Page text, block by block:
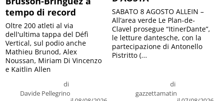
tempo di record
di
Davide Pellegrino
Oltre 200 atleti al via
dell'ultima tappa del Défì
Vertical, sul podio anche
Mathieu Brunod, Alex
Noussan, Miriam Di Vincenzo
e Kaitlin Allen
di
gazzettamatin
SABATO 8 AGOSTO ALLEIN –
All’area verde Le Plan-de-
Clavel prosegue “ItinerDante”,
le letture dantesche, con la
partecipazione di Antonello
Pistritto (...